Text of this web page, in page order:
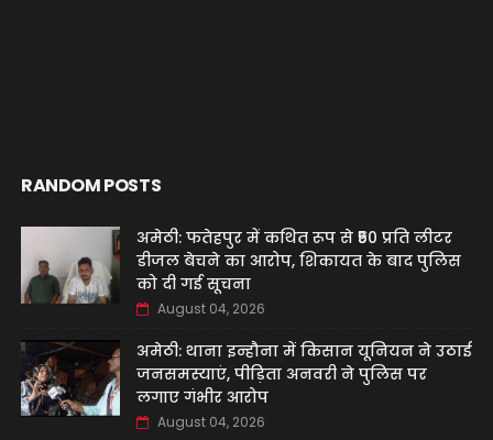
RANDOM POSTS
अमेठी: फतेहपुर में कथित रूप से ₹50 प्रति लीटर
डीजल बेचने का आरोप, शिकायत के बाद पुलिस
को दी गई सूचना
August 04, 2026
अमेठी: थाना इन्हौना में किसान यूनियन ने उठाई
जनसमस्याएं, पीड़िता अनवरी ने पुलिस पर
लगाए गंभीर आरोप
August 04, 2026